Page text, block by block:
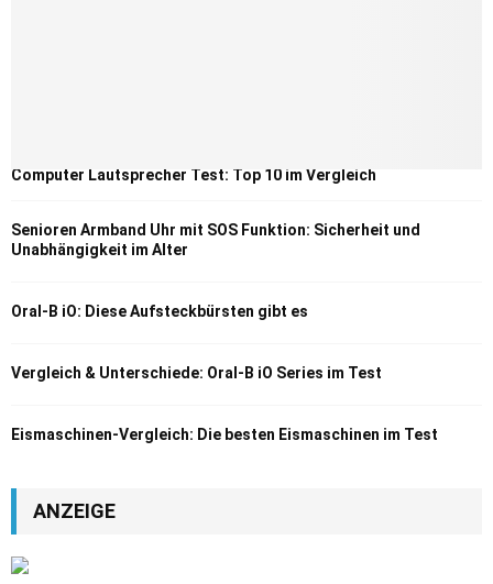
Computer Lautsprecher Test: Top 10 im Vergleich
Senioren Armband Uhr mit SOS Funktion: Sicherheit und
Unabhängigkeit im Alter
Oral-B iO: Diese Aufsteckbürsten gibt es
Vergleich & Unterschiede: Oral-B iO Series im Test
Eismaschinen-Vergleich: Die besten Eismaschinen im Test
ANZEIGE